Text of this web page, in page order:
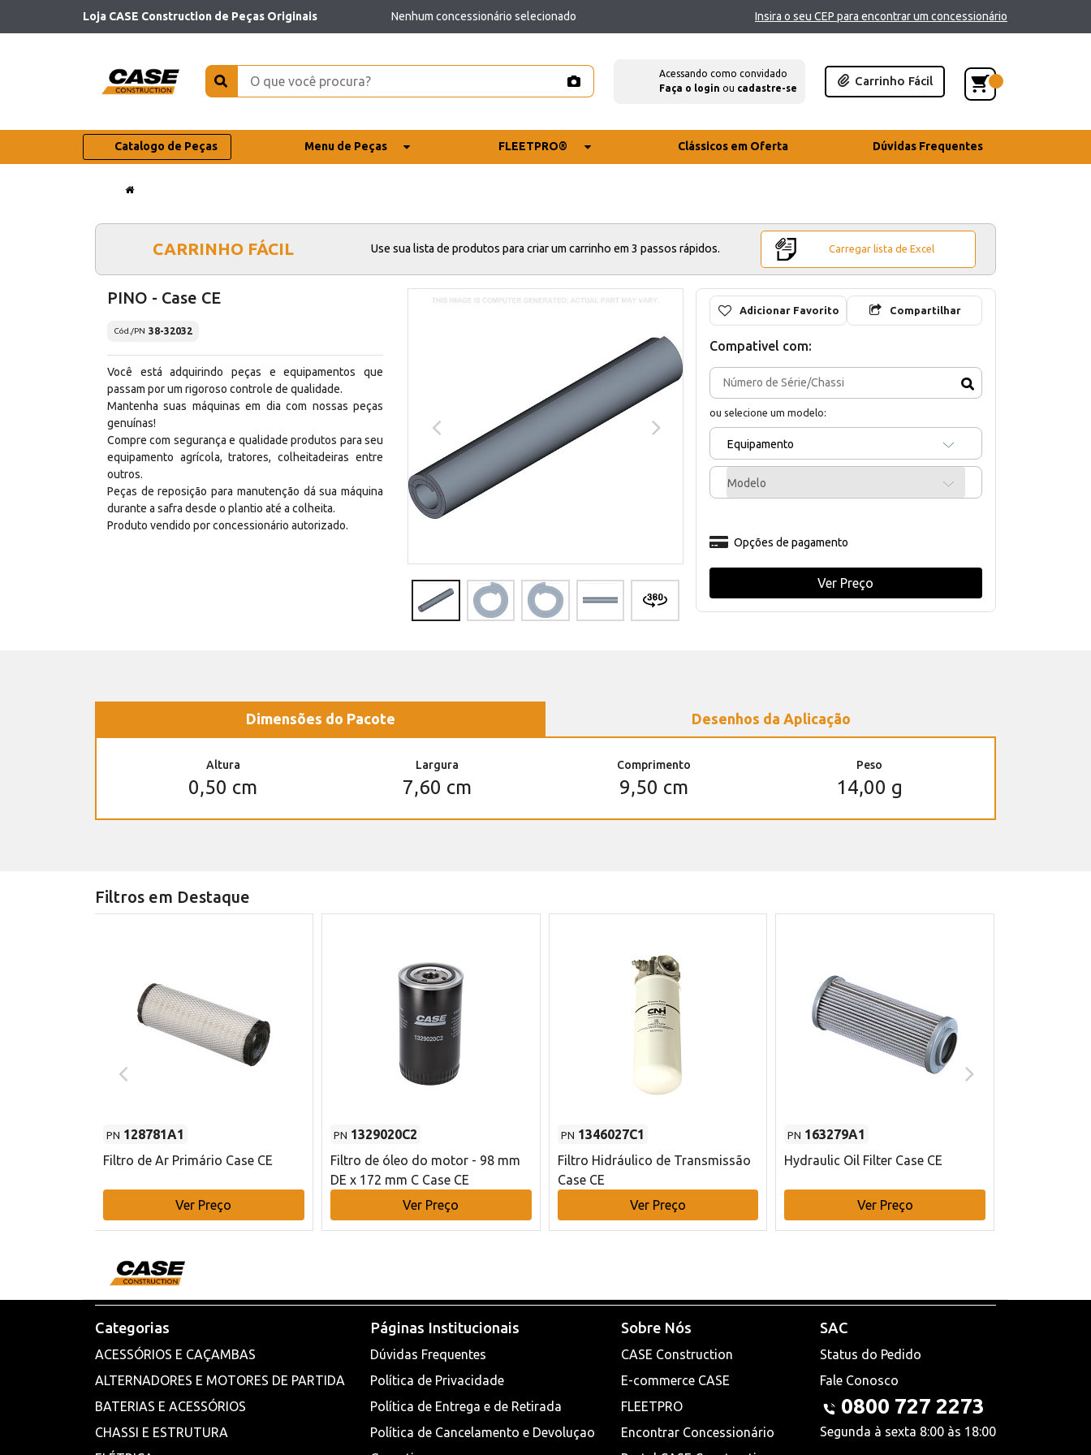
Loja CASE Construction de Peças Originais Nenhum concessionário selecionado Insira o seu CEP para encontrar um concessionário
Acessando como convidado
Faça o login ou cadastre-se
Carrinho Fácil
Catalogo de Peças Menu de Peças FLEETPRO® Clássicos em Oferta Dúvidas Frequentes
CARRINHO FÁCIL Use sua lista de produtos para criar um carrinho em 3 passos rápidos. Carregar lista de Excel
PINO - Case CE
Cód./PN 38-32032
Você está adquirindo peças e equipamentos que
passam por um rigoroso controle de qualidade.
Mantenha suas máquinas em dia com nossas peças
genuínas!
Compre com segurança e qualidade produtos para seu
equipamento agrícola, tratores, colheitadeiras entre
outros.
Peças de reposição para manutenção dá sua máquina
durante a safra desde o plantio até a colheita.
Produto vendido por concessionário autorizado.
Adicionar Favorito Compartilhar
Compativel com:
ou selecione um modelo:
Equipamento
Modelo
Opções de pagamento
Ver Preço
Dimensões do Pacote Desenhos da Aplicação
Altura
0,50 cm
Largura
7,60 cm
Comprimento
9,50 cm
Peso
14,00 g
Filtros em Destaque
PN 128781A1
Filtro de Ar Primário Case CE
Ver Preço
PN 1329020C2
Filtro de óleo do motor - 98 mm
DE x 172 mm C Case CE
Ver Preço
PN 1346027C1
Filtro Hidráulico de Transmissão
Case CE
Ver Preço
PN 163279A1
Hydraulic Oil Filter Case CE
Ver Preço
Categorias
ACESSÓRIOS E CAÇAMBAS
ALTERNADORES E MOTORES DE PARTIDA
BATERIAS E ACESSÓRIOS
CHASSI E ESTRUTURA
Páginas Institucionais
Dúvidas Frequentes
Política de Privacidade
Política de Entrega e de Retirada
Política de Cancelamento e Devoluçao
Sobre Nós
CASE Construction
E-commerce CASE
FLEETPRO
Encontrar Concessionário
SAC
Status do Pedido
Fale Conosco
0800 727 2273
Segunda à sexta 8:00 às 18:00